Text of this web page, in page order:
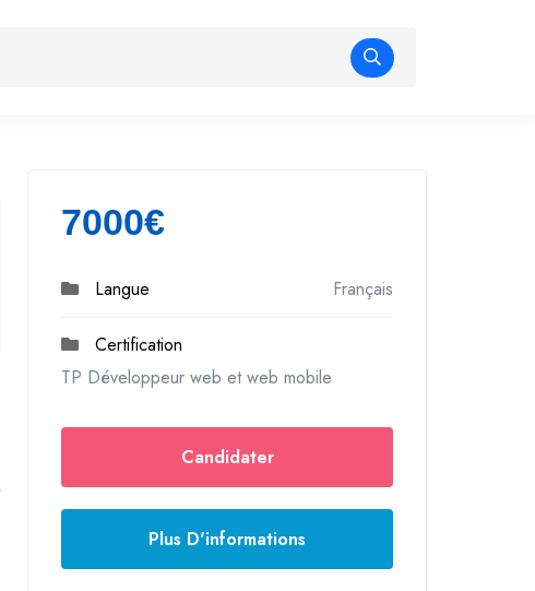
7000€
Langue Français
Certification
TP Développeur web et web mobile
Candidater
Plus D'informations